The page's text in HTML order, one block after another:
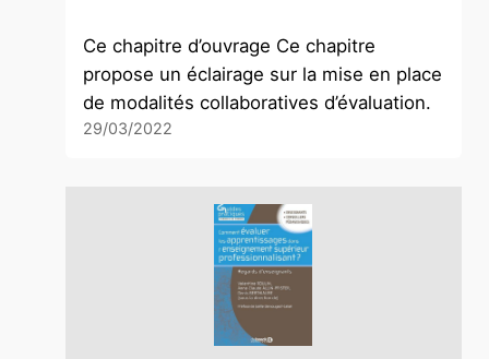
Ce chapitre d’ouvrage Ce chapitre
propose un éclairage sur la mise en place
de modalités collaboratives d’évaluation.
29/03/2022